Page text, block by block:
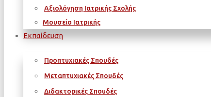
Αξιολόγηση Ιατρικής Σχολής
Μουσείο Ιατρικής
Εκπαίδευση
Προπτυχιακές Σπουδές
Μεταπτυχιακές Σπουδές
Διδακτορικές Σπουδές